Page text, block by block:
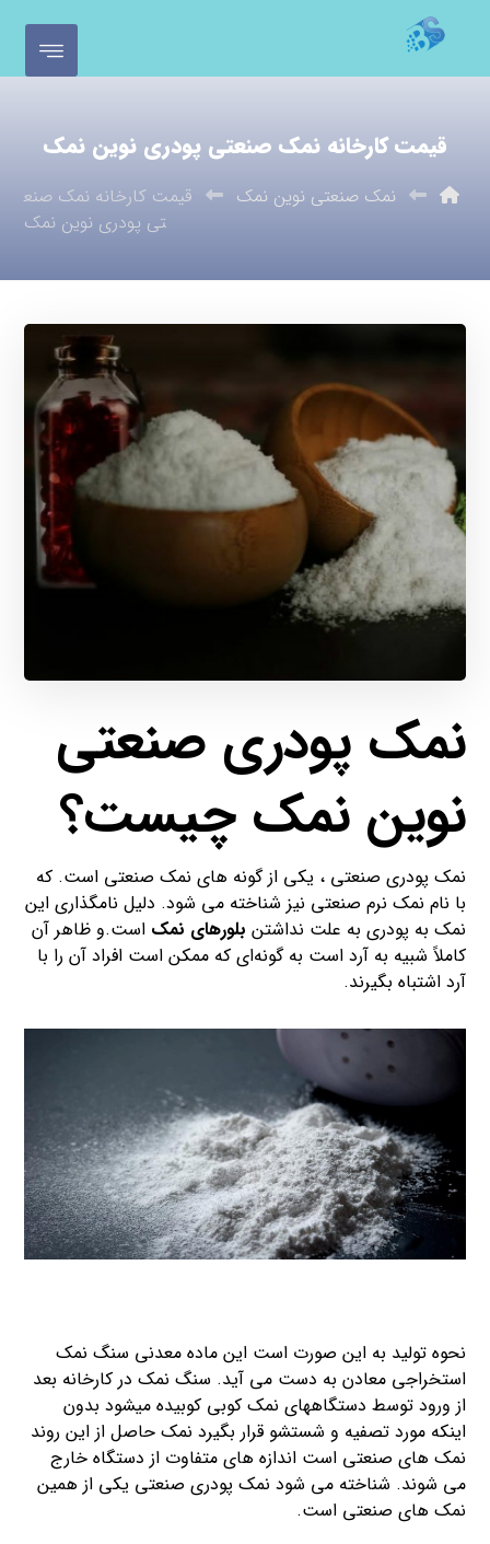
قیمت کارخانه نمک صنعتی پودری نوین نمک
نمک صنعتی نوین نمک
قیمت کارخانه نمک صنع
تی پودری نوین نمک
نمک پودری صنعتی
نوین نمک چیست؟
نمک پودری صنعتی ، یکی از گونه های نمک صنعتی است. که
با نام نمک نرم صنعتی نیز شناخته می شود. دلیل نامگذاری این
نمک به پودری به علت نداشتن بلورهای نمک است.و ظاهر آن
کاملاً شبیه به آرد است به گونه‌ای که ممکن است افراد آن را با
آرد اشتباه بگیرند.
نحوه تولید به این صورت است این ماده معدنی سنگ نمک
استخراجی معادن به دست می آید. سنگ نمک در کارخانه بعد
از ورود توسط دستگاههای نمک کوبی کوبیده میشود بدون
اینکه مورد تصفیه و شستشو قرار بگیرد نمک حاصل از این روند
نمک های صنعتی است اندازه های متفاوت از دستگاه خارج
می شوند. شناخته می شود نمک پودری صنعتی یکی از همین
نمک های صنعتی است.